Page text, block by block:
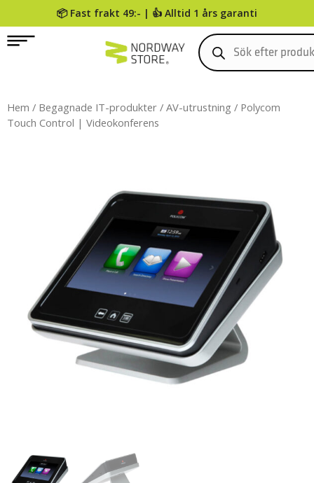
📦 Fast frakt 49:- | 👍 Alltid 1 års garanti
0
Hem / Begagnade IT-produkter / AV-utrustning / Polycom
Touch Control | Videokonferens